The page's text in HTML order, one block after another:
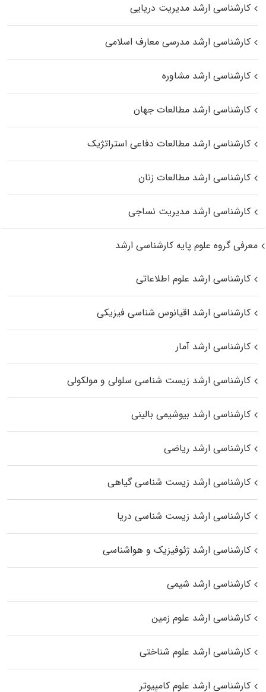
کارشناسی ارشد مدیریت دریایی
کارشناسی ارشد مدرسی معارف اسلامی
کارشناسی ارشد مشاوره
کارشناسی ارشد مطالعات جهان
کارشناسی ارشد مطالعات دفاعی استراتژیک
کارشناسی ارشد مطالعات زنان
کارشناسی ارشد مدیریت نساجی
معرفی گروه علوم پایه کارشناسی ارشد
کارشناسی ارشد علوم اطلاعاتی
کارشناسی ارشد اقیانوس‌ شناسی فیزیکی
کارشناسی ارشد آمار
کارشناسی ارشد زیست شناسی سلولی و مولکولی
کارشناسی ارشد بیوشیمی بالینی
کارشناسی ارشد ریاضی
کارشناسی ارشد زیست‌ شناسی گیاهی
کارشناسی ارشد زیست‌ شناسی دریا
کارشناسی ارشد ژئوفیزیک و هواشناسی
کارشناسی ارشد شیمی
کارشناسی ارشد علوم زمین
کارشناسی ارشد علوم شناختی
کارشناسی ارشد علوم کامپیوتر